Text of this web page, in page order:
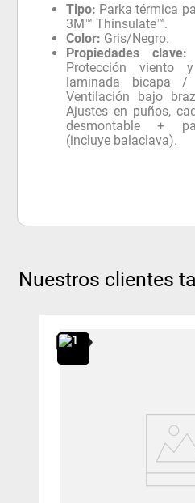
Tipo: Parka térmica
3M™ Thinsulate™.
Color: Gris/Negro.
Propiedades clave:
Protección viento
laminada bicapa /
Ventilación bajo
Ajustes en puños,
desmontable +
(incluye balaclava).
Nuestros clientes